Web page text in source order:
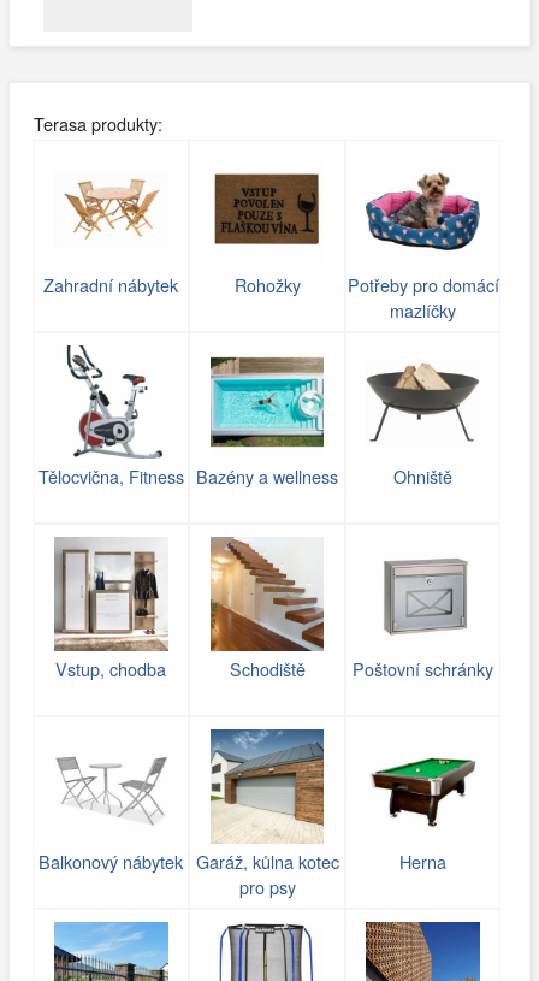
Terasa produkty:
Zahradní nábytek Rohožky
Potřeby pro domácí
mazlíčky
Tělocvična, Fitness Bazény a wellness Ohniště
Vstup, chodba Schodiště Poštovní schránky
Balkonový nábytek Garáž, kůlna kotec
pro psy
Herna